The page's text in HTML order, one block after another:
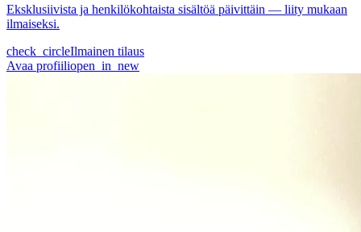
Eksklusiivista ja henkilökohtaista sisältöä päivittäin — liity mukaan
ilmaiseksi.
check_circleIlmainen tilaus
Avaa profiiliopen_in_new